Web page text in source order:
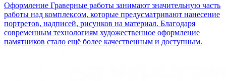
Оформление Граверные работы занимают значительную часть
работы над комплексом, которые предусматривают нанесение
портретов, надписей, рисунков на материал. Благодаря
современным технологиям художественное оформление
памятников стало ещё более качественным и доступным.